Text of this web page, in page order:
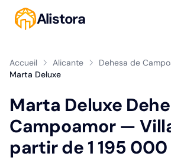
Alistora
Accueil Alicante
Dehesa de
Marta Deluxe
Marta Deluxe
Campoamor —
partir de 1 195